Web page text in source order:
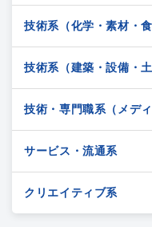
技術系（化学・素材・食
技術系（建築・設備・
技術・専門職系（メディ
サービス・流通系
クリエイティブ系